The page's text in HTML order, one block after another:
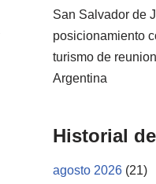
San Salvador de
posicionamiento
turismo de
Argentina
Historial
agosto 2026 (21)